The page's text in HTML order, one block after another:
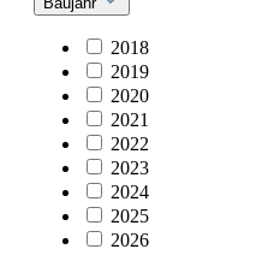
2018
2019
2020
2021
2022
2023
2024
2025
2026